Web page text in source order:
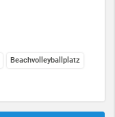
Beachvolleyballplatz